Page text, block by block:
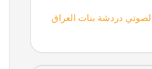
دردشة بنات العراق